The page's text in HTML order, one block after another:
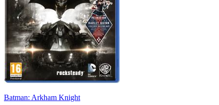
Batman: Arkham Knight